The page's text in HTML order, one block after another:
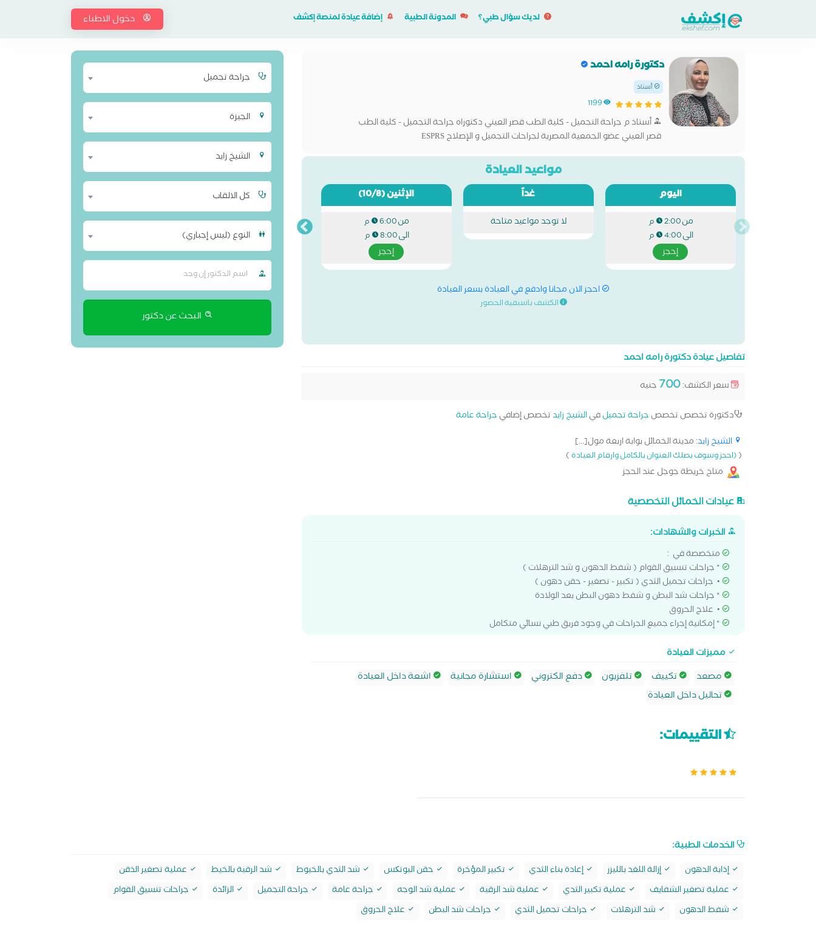
لديك سؤال طبي؟ المدونة الطبية إضافة عيادة لمنصة إكشف دخول الاطباء
دكتورة رامه احمد
أستاذ
1199
أستاذ م جراحة التجميل - كلية الطب قصر العيني دكتوراه جراحة التجميل - كلية الطب
قصر العيني عضو الجمعية المصرية لجراحات التجميل و الإصلاح ESPRS
مواعيد العيادة
اليوم
من2:00 م
الى4:00 م
إحجز
غداً
لا توجد مواعيد متاحة
الإثنين(10/8)
من6:00 م
الى8:00 م
إحجز
احجز الان مجانا وادفع في العيادة بسعر العيادة
الكشف باسبقية الحضور
تفاصيل عيادة دكتورة رامه احمد
سعر الكشف:700 جنيه
دكتورة تخصص تخصص جراحة تجميلفيالشيخ زايدتخصص إضافي جراحة عامة
الشيخ زايد: مدينة الخمائل بوابة اربعة مول[...]
((احجز وسوف يصلك العنوان بالكامل وارقام العيادة)
متاح خريطة جوجل عند الحجز
عيادات الخمائل التخصصية
الخبرات والشهادات:
متخصصة في :
* جراحات تنسيق القوام ( شفط الدهون و شد الترهلات )
• جراحات تجميل الثدي ( تكبير - تصغير - حقن دهون )
* جراحات شد البطن و شفط دهون البطن بعد الولادة
• علاج الحروق
* إمكانية إجراء جميع الجراحات في وجود فريق طبي نسائي متكامل
مميزات العيادة
مصعد
تكييف تلفزيون دفع الكتروني استشارة مجانية
اشعة داخل العيادة
تحاليل داخل العيادة
جراحة تجميل
الجيزة
الشيخ زايد
كل الالقاب
النوع (ليس إجباري)
البحث عن دكتور
التقييمات:
الخدمات الطبية:
إذابة الدهون إزالة اللغد بالليزر إعادة بناء الثدي تكبير المؤخرة حقن البوتکس شد الثدي بالخيوط شد الرقبة بالخيط
عملية تصغير الذقن
عملية تصغير الشفايف
عملية تكبير الثدي عملية شد الرقبة عملية شد الوجه جراحة عامة جراحة التجميل الزائدة
جراحات تنسيق القوام
شفط الدهون
شد الترهلات جراحات تجميل الثدي جراحات شد البطن علاج الحروق